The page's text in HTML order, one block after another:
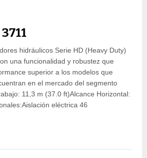
hidráulicos Serie HD (Heavy Duty)
una funcionalidad y robustez que
superior a los modelos que
en el mercado del segmento
11,3 m (37.0 ft)Alcance Horizontal:
eléctrica 46